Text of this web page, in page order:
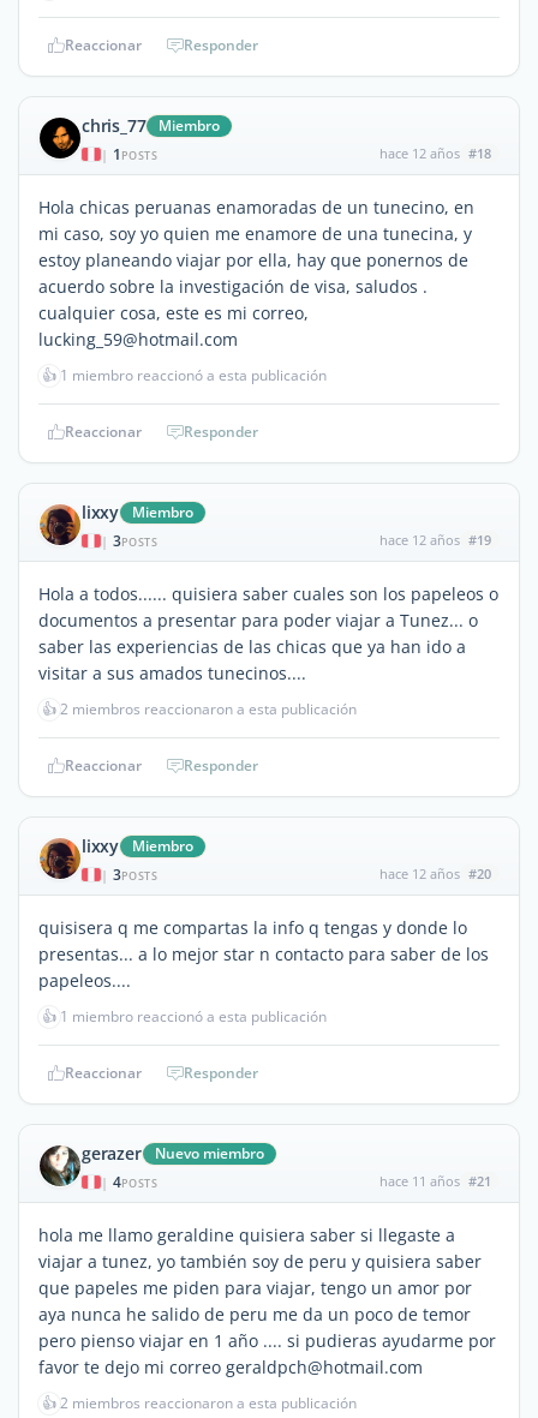
Reaccionar Responder
chris_77 Miembro
| 1 POSTS hace 12 años #18
Hola chicas peruanas enamoradas de un tunecino, en
mi caso, soy yo quien me enamore de una tunecina, y
estoy planeando viajar por ella, hay que ponernos de
acuerdo sobre la investigación de visa, saludos .
cualquier cosa, este es mi correo,
lucking_59@hotmail.com
👍 1 miembro reaccionó a esta publicación
Reaccionar Responder
lixxy Miembro
| 3POSTS hace 12 años #19
Hola a todos...... quisiera saber cuales son los papeleos o
documentos a presentar para poder viajar a Tunez... o
saber las experiencias de las chicas que ya han ido a
visitar a sus amados tunecinos....
👍2 miembros reaccionaron a esta publicación
Reaccionar Responder
lixxy Miembro
| 3POSTS hace 12 años #20
quisisera q me compartas la info q tengas y donde lo
presentas... a lo mejor star n contacto para saber de los
papeleos....
👍 1 miembro reaccionó a esta publicación
Reaccionar Responder
gerazer Nuevo miembro
| 4POSTS hace 11 años #21
hola me llamo geraldine quisiera saber si llegaste a
viajar a tunez, yo también soy de peru y quisiera saber
que papeles me piden para viajar, tengo un amor por
aya nunca he salido de peru me da un poco de temor
pero pienso viajar en 1 año .... si pudieras ayudarme por
favor te dejo mi correo geraldpch@hotmail.com
👍2 miembros reaccionaron a esta publicación